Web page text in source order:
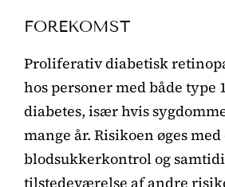
FOREKOMST
Proliferativ diabetisk
hos personer med både type
diabetes, især hvis
mange år. Risikoen øges
blodsukkerkontrol og
tilstedeværelse af andre